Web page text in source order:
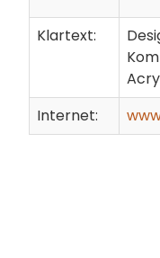
Klartext:
Internet: